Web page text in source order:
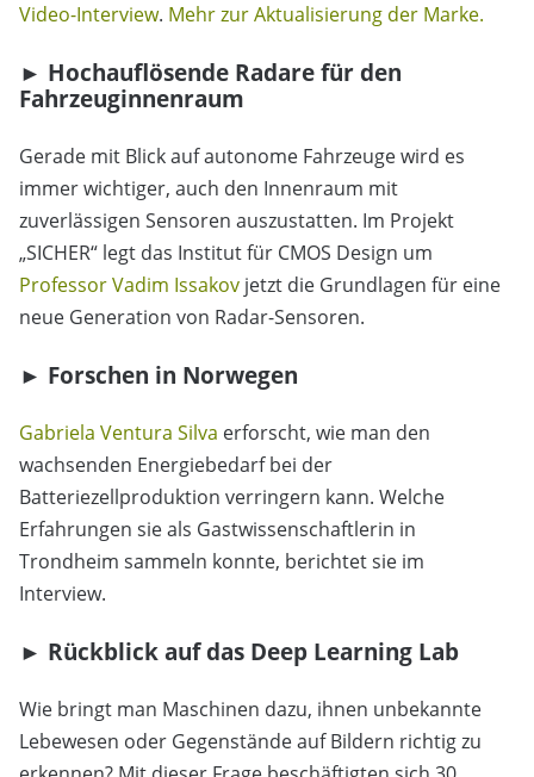
Video-Interview. Mehr zur Aktualisierung der Marke.
► Hochauflösende Radare für den
Fahrzeuginnenraum
Gerade mit Blick auf autonome Fahrzeuge wird es
immer wichtiger, auch den Innenraum mit
zuverlässigen Sensoren auszustatten. Im Projekt
„SICHER“ legt das Institut für CMOS Design um
Professor Vadim Issakov jetzt die Grundlagen für eine
neue Generation von Radar-Sensoren.
► Forschen in Norwegen
Gabriela Ventura Silva erforscht, wie man den
wachsenden Energiebedarf bei der
Batteriezellproduktion verringern kann. Welche
Erfahrungen sie als Gastwissenschaftlerin in
Trondheim sammeln konnte, berichtet sie im
Interview.
► Rückblick auf das Deep Learning Lab
Wie bringt man Maschinen dazu, ihnen unbekannte
Lebewesen oder Gegenstände auf Bildern richtig zu